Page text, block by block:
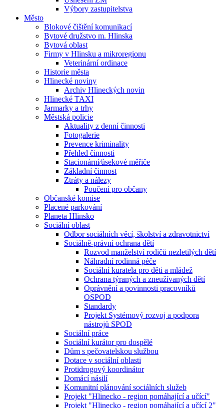
Výbory zastupitelstva
Město
Blokové čištění komunikací
Bytové družstvo m. Hlinska
Bytová oblast
Firmy v Hlinsku a mikroregionu
Veterinární ordinace
Historie města
Hlinecké noviny
Archiv Hlineckých novin
Hlinecké TAXI
Jarmarky a trhy
Městská policie
Aktuality z denní činnosti
Fotogalerie
Prevence kriminality
Přehled činnosti
Stacionární⁄úsekové měřiče
Základní činnost
Ztráty a nálezy
Poučení pro občany
Občanské komise
Placené parkování
Planeta Hlinsko
Sociální oblast
Odbor sociálních věcí, školství a zdravotnictví
Sociálně-právní ochrana dětí
Rozvod manželství rodičů nezletilých dětí
Náhradní rodinná péče
Sociální kuratela pro děti a mládež
Ochrana týraných a zneužívaných dětí
Oprávnění a povinnosti pracovníků
OSPOD
Standardy
Projekt Systémový rozvoj a podpora
nástrojů SPOD
Sociální práce
Sociální kurátor pro dospělé
Dům s pečovatelskou službou
Dotace v sociální oblasti
Protidrogový koordinátor
Domácí násilí
Komunitní plánování sociálních služeb
Projekt "Hlinecko - region pomáhající a učící"
Projekt "Hlinecko - region pomáhající a učící 2"